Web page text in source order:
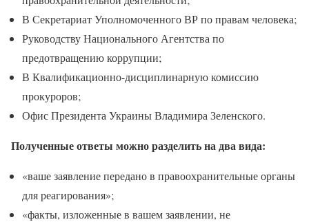
В Секретариат Уполномоченного ВР по правам человека;
Руководству Национального Агентства по
предотвращению коррупции;
В Квалификационно-дисциплинарную комиссию
прокуроров;
Офис Президента Украины Владимира Зеленского.
Полученные ответы можно разделить на два вида:
«ваше заявление передано в правоохранительные органы
для реагирования»;
«факты, изложенные в вашем заявлении, не